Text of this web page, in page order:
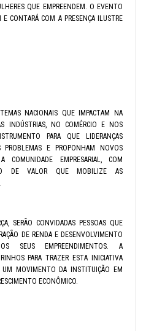
QUE EMPREENDEM. O EVENTO
CONTARÁ COM A PRESENÇA ILUSTRE
NACIONAIS QUE IMPACTAM NA
INDÚSTRIAS, NO COMÉRCIO E NOS
PARA QUE LIDERANÇAS
PROBLEMAS E PROPONHAM NOVOS
COMUNIDADE EMPRESARIAL, COM
DE VALOR QUE MOBILIZE AS
SERÃO CONVIDADAS PESSOAS QUE
DE RENDA E DESENVOLVIMENTO
SEUS EMPREENDIMENTOS. A
PARA TRAZER ESTA INICIATIVA
UM MOVIMENTO DA INSTITUIÇÃO EM
ECONÔMICO.